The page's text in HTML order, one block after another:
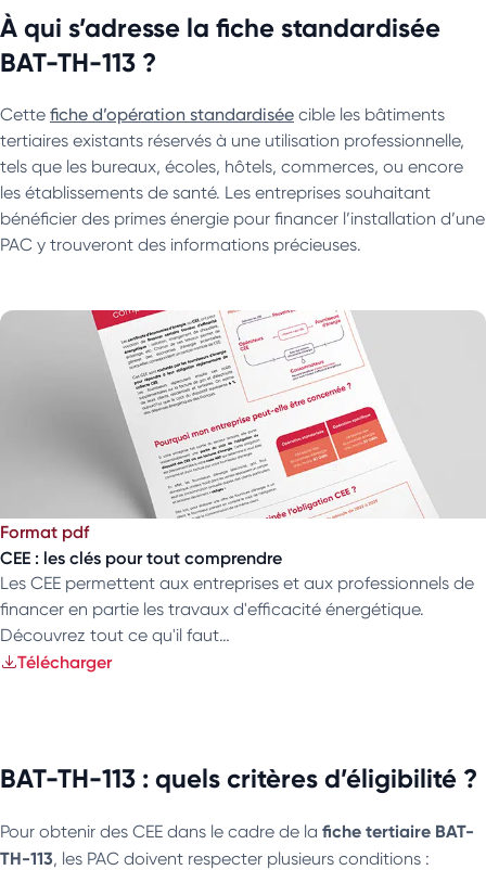
À qui s’adresse la fiche standardisée
BAT-TH-113 ?
Cette fiche d’opération standardisée cible les bâtiments
tertiaires existants réservés à une utilisation professionnelle,
tels que les bureaux, écoles, hôtels, commerces, ou encore
les établissements de santé. Les entreprises souhaitant
bénéficier des primes énergie pour financer l’installation d’une
PAC y trouveront des informations précieuses.
Format pdf
CEE : les clés pour tout comprendre
Les CEE permettent aux entreprises et aux professionnels de
financer en partie les travaux d'efficacité énergétique.
Découvrez tout ce qu'il faut…
Télécharger
BAT-TH-113 : quels critères d’éligibilité ?
Pour obtenir des CEE dans le cadre de la fiche tertiaire BAT-
TH-113, les PAC doivent respecter plusieurs conditions :